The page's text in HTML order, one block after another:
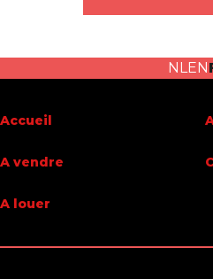
Garage
Surface habitable
Surface du terrain
Bâtiment
NLEN
Accueil
A vendre
A louer